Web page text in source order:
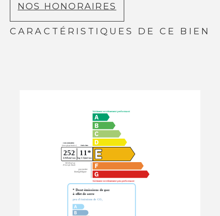
NOS HONORAIRES
CARACTÉRISTIQUES DE CE BIEN